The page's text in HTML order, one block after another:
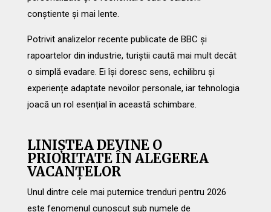
conștiente și mai lente.
Potrivit analizelor recente publicate de BBC și
rapoartelor din industrie, turiștii caută mai mult decât
o simplă evadare. Ei își doresc sens, echilibru și
experiențe adaptate nevoilor personale, iar tehnologia
joacă un rol esențial în această schimbare.
LINIȘTEA DEVINE O
PRIORITATE ÎN ALEGEREA
VACANȚELOR
Unul dintre cele mai puternice trenduri pentru 2026
este fenomenul cunoscut sub numele de